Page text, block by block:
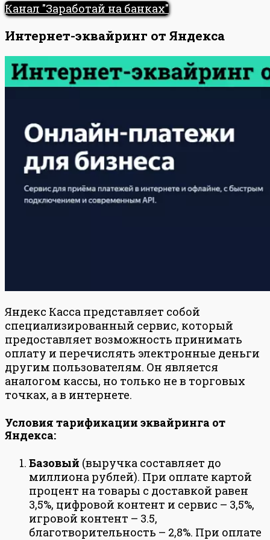
Канал "Заработай на банках"
Интернет-эквайринг от Яндекса
Яндекс Касса представляет собой
специализированный сервис, который
предоставляет возможность принимать
оплату и перечислять электронные деньги
другим пользователям. Он является
аналогом кассы, но только не в торговых
точках, а в интернете.
Условия тарификации эквайринга от
Яндекса:
Базовый (выручка составляет до
миллиона рублей). При оплате картой
процент на товары с доставкой равен
3,5%, цифровой контент и сервис – 3,5%,
игровой контент – 3.5,
благотворительность – 2,8%. При оплате